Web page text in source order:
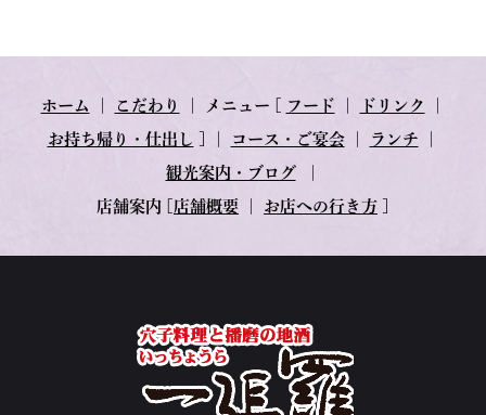
ホーム こだわり メニュー フード ドリンク
お持ち帰り・仕出し コース・ご宴会｜ ランチ
観光案内・ブログ｜
店舗案内 店舗概要 お店への行き方